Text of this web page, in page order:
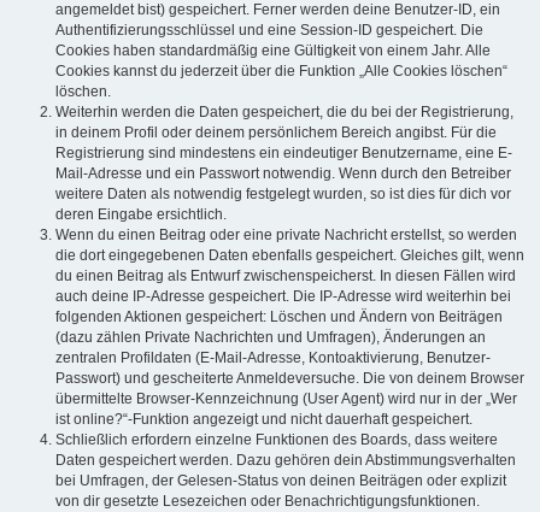
angemeldet bist) gespeichert. Ferner werden deine Benutzer-ID, ein
Authentifizierungsschlüssel und eine Session-ID gespeichert. Die
Cookies haben standardmäßig eine Gültigkeit von einem Jahr. Alle
Cookies kannst du jederzeit über die Funktion „Alle Cookies löschen“
löschen.
Weiterhin werden die Daten gespeichert, die du bei der Registrierung,
in deinem Profil oder deinem persönlichem Bereich angibst. Für die
Registrierung sind mindestens ein eindeutiger Benutzername, eine E-
Mail-Adresse und ein Passwort notwendig. Wenn durch den Betreiber
weitere Daten als notwendig festgelegt wurden, so ist dies für dich vor
deren Eingabe ersichtlich.
Wenn du einen Beitrag oder eine private Nachricht erstellst, so werden
die dort eingegebenen Daten ebenfalls gespeichert. Gleiches gilt, wenn
du einen Beitrag als Entwurf zwischenspeicherst. In diesen Fällen wird
auch deine IP-Adresse gespeichert. Die IP-Adresse wird weiterhin bei
folgenden Aktionen gespeichert: Löschen und Ändern von Beiträgen
(dazu zählen Private Nachrichten und Umfragen), Änderungen an
zentralen Profildaten (E-Mail-Adresse, Kontoaktivierung, Benutzer-
Passwort) und gescheiterte Anmeldeversuche. Die von deinem Browser
übermittelte Browser-Kennzeichnung (User Agent) wird nur in der „Wer
ist online?“-Funktion angezeigt und nicht dauerhaft gespeichert.
Schließlich erfordern einzelne Funktionen des Boards, dass weitere
Daten gespeichert werden. Dazu gehören dein Abstimmungsverhalten
bei Umfragen, der Gelesen-Status von deinen Beiträgen oder explizit
von dir gesetzte Lesezeichen oder Benachrichtigungsfunktionen.